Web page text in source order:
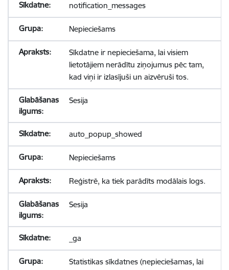
notification_messages
Nepieciešams
Sīkdatne ir nepieciešama, lai visiem
lietotājiem nerādītu ziņojumus pēc tam,
kad viņi ir izlasījuši un aizvēruši tos.
Sesija
auto_popup_showed
Nepieciešams
Reģistrē, ka tiek parādīts modālais logs.
Sesija
_ga
Statistikas sīkdatnes (nepieciešamas, lai